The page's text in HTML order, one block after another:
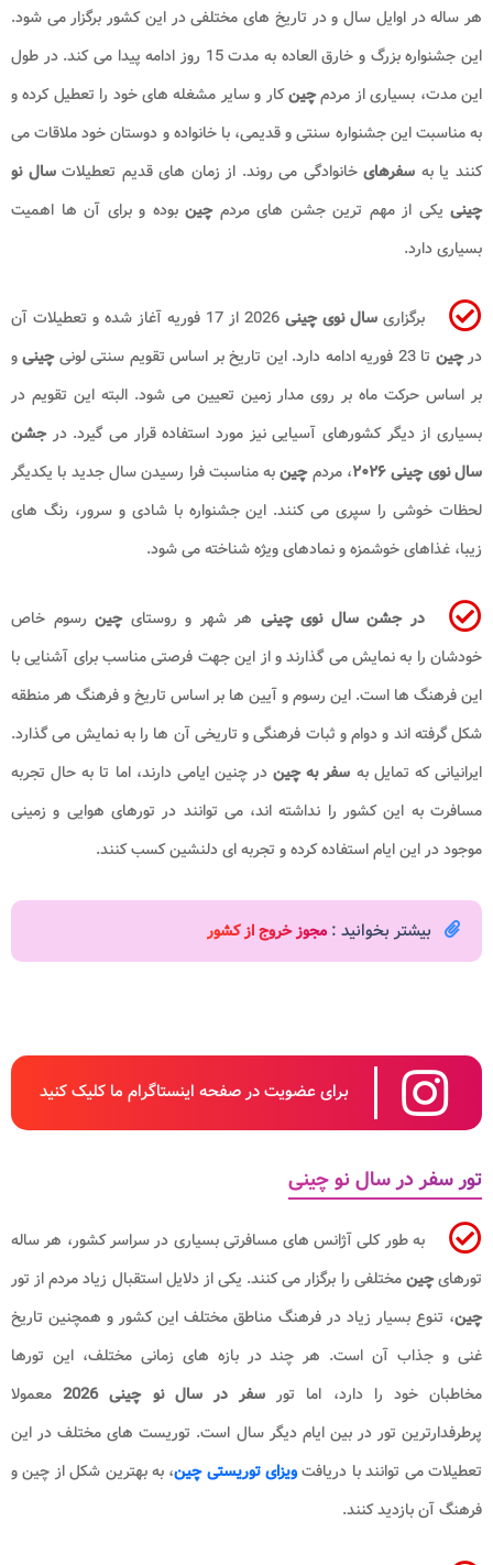
هر ساله در اوایل سال و در تاریخ های مختلفی در این کشور برگزار می شود.
این جشنواره بزرگ و خارق العاده به مدت 15 روز ادامه پیدا می کند. در طول
این مدت، بسیاری از مردمچینکار و سایر مشغله های خود را تعطیل کرده و
به مناسبت این جشنواره سنتی و قدیمی، با خانواده و دوستان خود ملاقات می
کنند یا به سفرهایخانوادگی می روند. از زمان های قدیم تعطیلاتسال نو
چینی یکی از مهم ترین جشن های مردمچینبوده و برای آن ها اهمیت
بسیاری دارد.
برگزاری سال نوی چینی
2026 از 17 فوریه آغاز شده و تعطیلات آن
درچین تا 23 فوریه ادامه دارد. این تاریخ بر اساس تقویم سنتی لونی چینیو
بر اساس حرکت ماه بر روی مدار زمین تعیین می شود. البته این تقویم در
بسیاری از دیگر کشورهای آسیایی نیز مورد استفاده قرار می گیرد. درجشن
سال نوی چینی ۲۰۲۶​
، مردمچینبه مناسبت فرا رسیدن سال جدید با یکدیگر
لحظات خوشی را سپری می کنند. این جشنواره با شادی و سرور، رنگ های
زیبا، غذاهای خوشمزه و نمادهای ویژه شناخته می شود.
در جشن سال نوی چینی هر شهر و روستایچینرسوم خاص
خودشان را به نمایش می گذارند و از این جهت فرصتی مناسب برای آشنایی با
این فرهنگ ها است. این رسوم و آیین ها بر اساس تاریخ و فرهنگ هر منطقه
شکل گرفته اند و دوام و ثبات فرهنگی و تاریخی آن ها را به نمایش می گذارد.
ایرانیانی که تمایل به سفر به چیندر چنین ایامی دارند، اما تا به حال تجربه
مسافرت به این کشور را نداشته اند، می توانند در تورهای هوایی و زمینی
موجود در این ایام استفاده کرده و تجربه ای دلنشین کسب کنند.
بیشتر بخوانید : مجوز خروج از کشور
برای عضویت در صفحه اینستاگرام ما کلیک کنید
تور سفر در سال نو چینی
به طور کلی آژانس های مسافرتی بسیاری در سراسر کشور، هر ساله
تورهایچینمختلفی را برگزار می کنند. یکی از دلایل استقبال زیاد مردم از تور
چین، تنوع بسیار زیاد در فرهنگ مناطق مختلف این کشور و همچنین تاریخ
غنی و جذاب آن است. هر چند در بازه های زمانی مختلف، این تورها
مخاطبان خود را دارد، اما تور سفر در سال نو چینی 2026
معمولا
پرطرفدارترین تور در بین ایام دیگر سال است. توریست های مختلف در این
تعطیلات می توانند با دریافتویزای توریستی چین، به بهترین شکل از چین و
فرهنگ آن بازدید کنند.